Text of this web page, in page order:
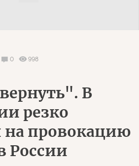
0
998
В
резко
на провокацию
России